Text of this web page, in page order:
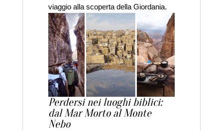
viaggio alla scoperta della Giordania.
Perdersi nei luoghi biblici:
dal Mar Morto al Monte
Nebo